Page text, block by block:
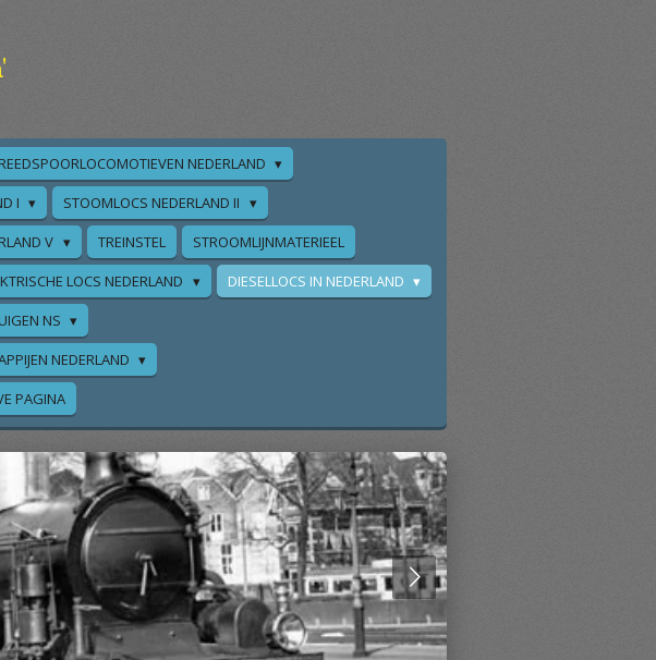
NEDERLAND
I
STOOMLOCS NEDERLAND II
V TREINSTEL
STROOMLIJNMATERIEEL
LOCS NEDERLAND
DIESELLOCS IN NEDERLAND
NS
NEDERLAND
PAGINA